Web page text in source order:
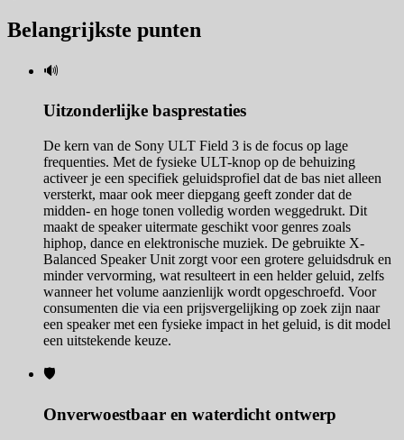
Belangrijkste punten
🔊
Uitzonderlijke basprestaties
De kern van de Sony ULT Field 3 is de focus op lage
frequenties. Met de fysieke ULT-knop op de behuizing
activeer je een specifiek geluidsprofiel dat de bas niet alleen
versterkt, maar ook meer diepgang geeft zonder dat de
midden- en hoge tonen volledig worden weggedrukt. Dit
maakt de speaker uitermate geschikt voor genres zoals
hiphop, dance en elektronische muziek. De gebruikte X-
Balanced Speaker Unit zorgt voor een grotere geluidsdruk en
minder vervorming, wat resulteert in een helder geluid, zelfs
wanneer het volume aanzienlijk wordt opgeschroefd. Voor
consumenten die via een prijsvergelijking op zoek zijn naar
een speaker met een fysieke impact in het geluid, is dit model
een uitstekende keuze.
🛡️
Onverwoestbaar en waterdicht ontwerp